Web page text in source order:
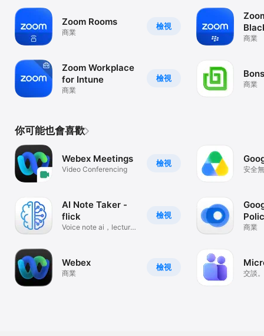
檢視
Zoom Rooms
商業
檢視
Zoom Workplace
for Intune
商業
商業
商業
你可能也會喜歡
檢視
Webex Meetings
Video Conferencing
檢視
AI Note Taker -
flick
Voice note ai，lecture
檢視
Webex
商業
安全
商業
交談